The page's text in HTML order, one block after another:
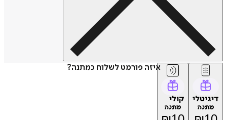
איזה פורמט לשלוח כמתנה?
דיגיטלי
מתנה
קולי
מתנה